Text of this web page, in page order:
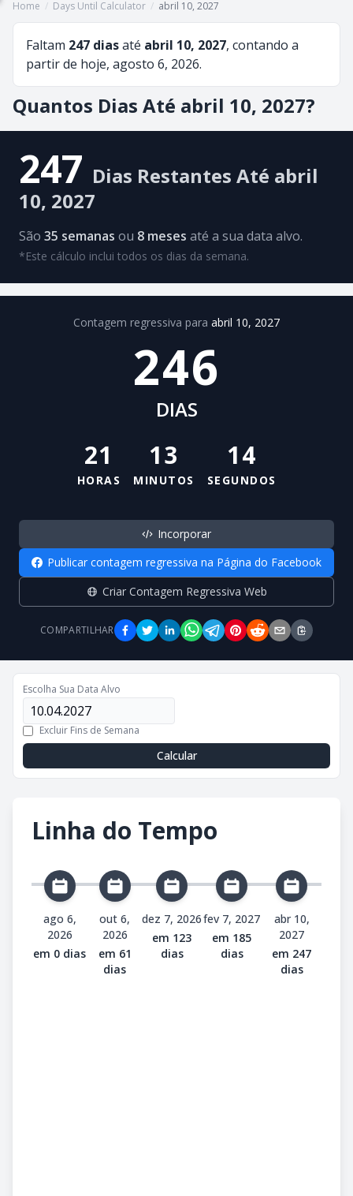
Home / Days Until Calculator / abril 10, 2027
Faltam 247 diasaté abril 10, 2027, contando a
partir de hoje, agosto 6, 2026.
Quantos Dias Até abril 10, 2027?
247 Dias Restantes Até abril
10, 2027
São 35 semanas ou 8 meses até a sua data alvo.
*Este cálculo inclui todos os dias da semana.
Contagem regressiva para abril 10, 2027
246
DIAS
21
HORAS
13
MINUTOS
14
SEGUNDOS
Incorporar
Publicar contagem regressiva na Página do Facebook
Criar Contagem Regressiva Web
COMPARTILHAR
Escolha Sua Data Alvo
Excluir Fins de Semana
Calcular
Linha do Tempo
ago 6,
2026
em 0 dias
out 6,
2026
em 61
dias
dez 7, 2026
em 123
dias
fev 7, 2027
em 185
dias
abr 10,
2027
em 247
dias